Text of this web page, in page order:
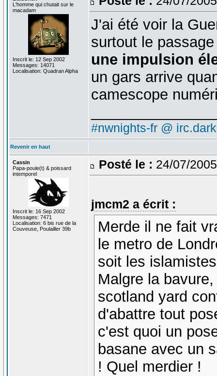
L'homme qui chutait sur le
macadam
Inscrit le: 12 Sep 2002
Messages: 14071
Localisation: Quadran Alpha
J'ai été voir la
surtout le
une impulsion
un gars arrive
camescope
#nwnights-fr @
Revenir en haut
Cassin
Papa-poule(t) & poissard
intemporel
Inscrit le: 16 Sep 2002
Messages: 7471
Localisation: 6 bis rue de la
Couveuse, Poulailler 39b
Posté le : 24/07/
jmcm2 a écrit :
Merde il ne fait
le metro de
soit les
Malgre la
scotland yard
d'abattre tout
c'est quoi un
basane avec un
! Quel merdier !